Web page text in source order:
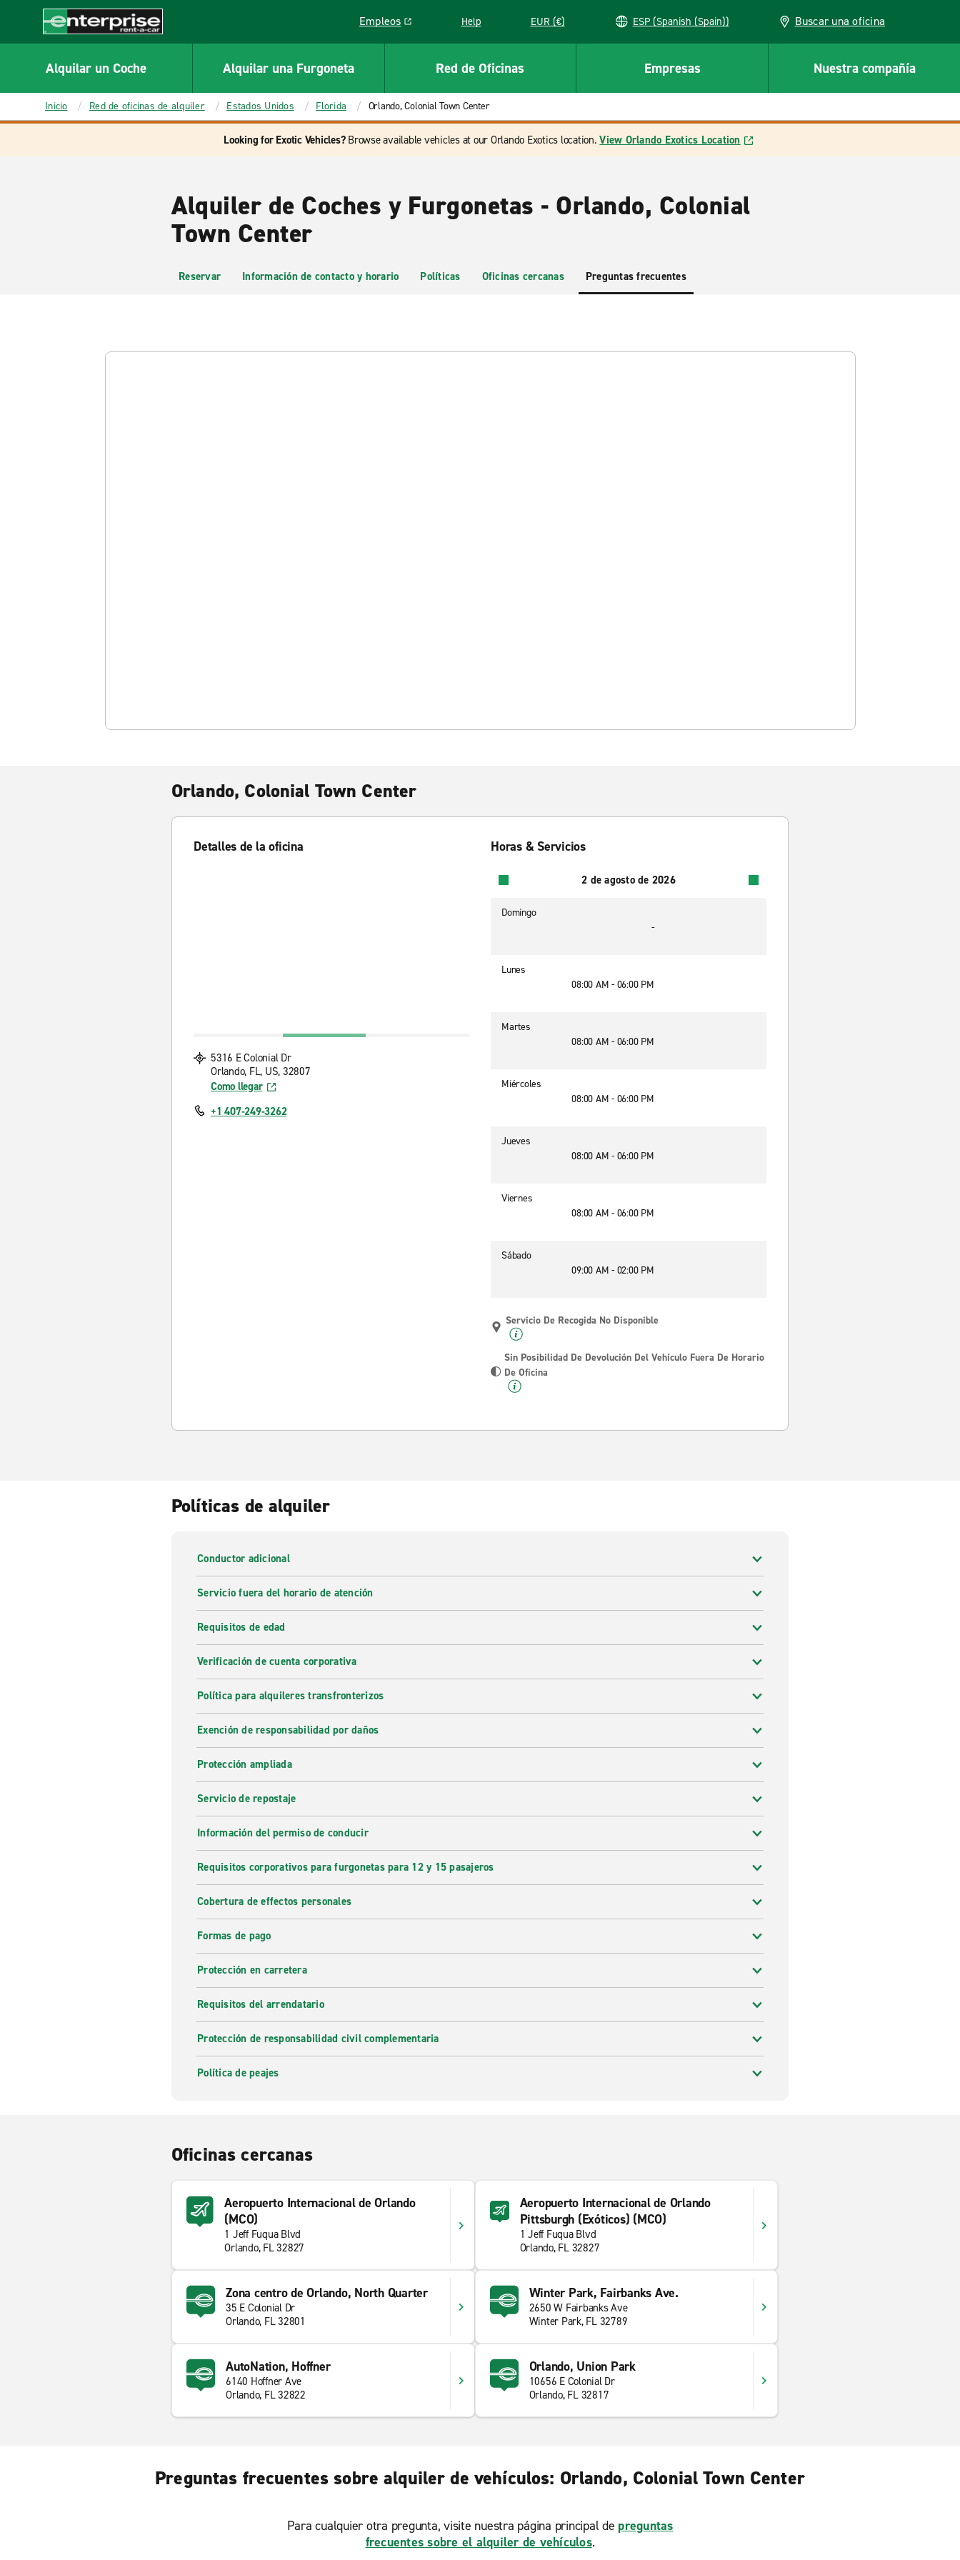
CONTENT
Enterprise
Empleos
Link opens in a new window
Help EUR (€) ESP (Spanish (Spain)) Buscar una oficina
Alquilar un Coche Alquilar una Furgoneta Red de Oficinas Empresas Nuestra compañía
Inicio Red de oficinas de alquiler Estados Unidos Florida Orlando, Colonial Town Center
Looking for Exotic Vehicles?Browse available vehicles at our Orlando Exotics location.View Orlando Exotics Location
Alquiler de Coches y Furgonetas - Orlando, Colonial
Town Center
Reservar Información de contacto y horario Políticas Oficinas cercanas Preguntas frecuentes
Orlando, Colonial Town Center
Detalles de la oficina
5316 E Colonial Dr
Orlando, FL, US, 32807
Como llegar
+1 407-249-3262
Horas & Servicios
2 de agosto de 2026
Domingo
-
Lunes
08:00 AM - 06:00 PM
Martes
08:00 AM - 06:00 PM
Miércoles
08:00 AM - 06:00 PM
Jueves
08:00 AM - 06:00 PM
Viernes
08:00 AM - 06:00 PM
Sábado
09:00 AM - 02:00 PM
Servicio De Recogida No Disponible
Sin Posibilidad De Devolución Del Vehículo Fuera De Horario
De Oficina
Políticas de alquiler
Conductor adicional
Servicio fuera del horario de atención
Requisitos de edad
Verificación de cuenta corporativa
Política para alquileres transfronterizos
Exención de responsabilidad por daños
Protección ampliada
Servicio de repostaje
Información del permiso de conducir
Requisitos corporativos para furgonetas para 12 y 15 pasajeros
Cobertura de effectos personales
Formas de pago
Protección en carretera
Requisitos del arrendatario
Protección de responsabilidad civil complementaria
Política de peajes
Oficinas cercanas
Aeropuerto Internacional de Orlando
(MCO)
1 Jeff Fuqua Blvd
Orlando, FL 32827
Aeropuerto Internacional de Orlando
Pittsburgh (Exóticos) (MCO)
1 Jeff Fuqua Blvd
Orlando, FL 32827
Zona centro de Orlando, North Quarter
35 E Colonial Dr
Orlando, FL 32801
Winter Park, Fairbanks Ave.
2650 W Fairbanks Ave
Winter Park, FL 32789
AutoNation, Hoffner
6140 Hoffner Ave
Orlando, FL 32822
Orlando, Union Park
10656 E Colonial Dr
Orlando, FL 32817
Preguntas frecuentes sobre alquiler de vehículos: Orlando, Colonial Town Center
Para cualquier otra pregunta, visite nuestra página principal de preguntas
frecuentes sobre el alquiler de vehículos.